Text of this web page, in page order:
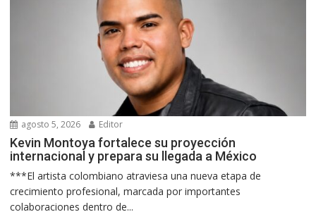
agosto 5, 2026 Editor
Kevin Montoya fortalece su proyección
internacional y prepara su llegada a México
***El artista colombiano atraviesa una nueva etapa de
crecimiento profesional, marcada por importantes
colaboraciones dentro de...